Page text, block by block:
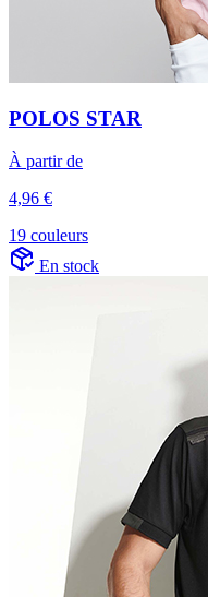
POLOS STAR
À partir de
4,96 €
19 couleurs
En stock